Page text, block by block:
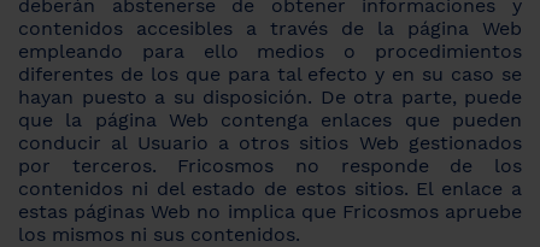
deberán abstenerse de obtener informaciones y
contenidos accesibles a través de la página Web
empleando para ello medios o procedimientos
diferentes de los que para tal efecto y en su caso se
hayan puesto a su disposición. De otra parte, puede
que la página Web contenga enlaces que pueden
conducir al Usuario a otros sitios Web gestionados
por terceros. Fricosmos no responde de los
contenidos ni del estado de estos sitios. El enlace a
estas páginas Web no implica que Fricosmos apruebe
los mismos ni sus contenidos.